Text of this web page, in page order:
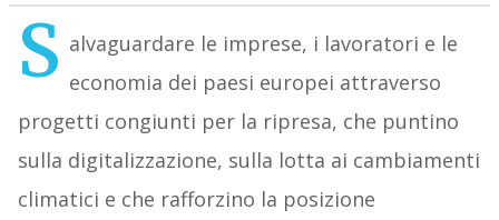
S alvaguardare le imprese, i lavoratori e le
economia dei paesi europei attraverso
progetti congiunti per la ripresa, che puntino
sulla digitalizzazione, sulla lotta ai cambiamenti
climatici e che rafforzino la posizione